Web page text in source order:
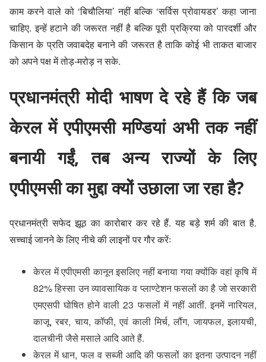
काम करने वाले को ‘बिचौलिया’ नहीं बल्कि ‘सर्विस प्रोवायडर’ कहा जाना
चाहिए. इन्हें हटाने की जरूरत नहीं है बल्कि पूरी प्रक्रिया को पारदर्शी और
किसान के प्रति जवाबदेह बनाने की जरूरत है ताकि कोई भी ताकत बाजार
को अपने पक्ष में तोड़-मरोड़ न सके.
प्रधानमंत्री मोदी भाषण दे रहे हैं कि जब
केरल में एपीएमसी मण्डियां अभी तक नहीं
बनायी गईं, तब अन्य राज्यों के लिए
एपीएमसी का मुद्दा क्यों उछाला जा रहा है?
प्रधानमंत्री सफेद झूठ का कारोबार कर रहे हैं. यह बड़े शर्म की बात है.
सच्चाई जानने के लिए नीचे की लाइनों पर गौर करेंः
केरल में एपीएमसी कानून इसलिए नहीं बनाया गया क्योंकि वहां कृषि में
82% हिस्सा उन व्यावसायिक व प्लाण्टेशन फसलों का है जो सरकारी
एमएसपी घोषित होने वाली 23 फसलों में नहीं आतीं. इनमें नारियल,
काजू, रबर, चाय, कॉफी, एवं काली मिर्च, लौंग, जायफल, इलायची,
दालचीनी जैसे मसाले आदि आते हैं.
केरल में धान, फल व सब्जी आदि की फसलों का इतना उत्पादन नहीं